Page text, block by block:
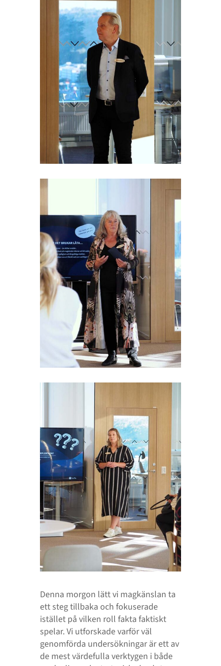
Denna morgon lätt vi magkänslan ta
ett steg tillbaka och fokuserade
istället på vilken roll fakta faktiskt
spelar. Vi utforskade varför väl
genomförda undersökningar är ett av
de mest värdefulla verktygen i både